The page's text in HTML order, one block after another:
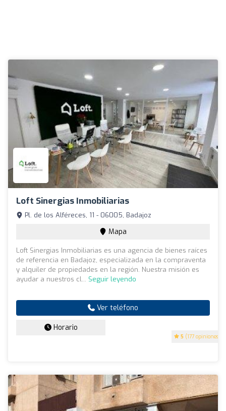
Loft Sinergias Inmobiliarias
5 (177 opiniones)
Pl. de los Alféreces, 11 - 06005, Badajoz
Mapa
Loft Sinergias Inmobiliarias es una agencia de bienes raíces
de referencia en Badajoz, especializada en la compraventa
y alquiler de propiedades en la región. Nuestra misión es
ayudar a nuestros cl... Seguir leyendo
Ver teléfono
Horario